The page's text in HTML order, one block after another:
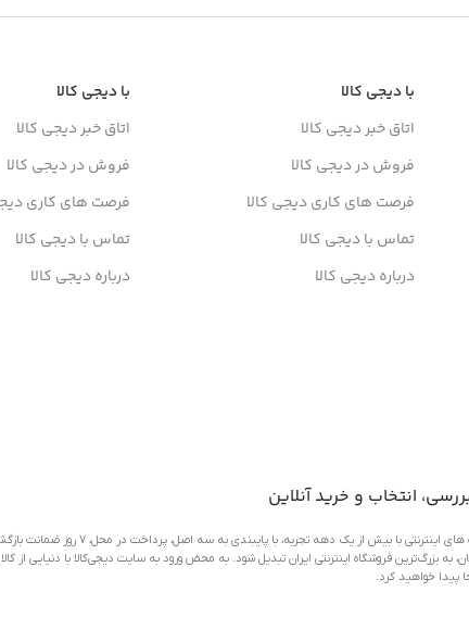
با دیجی کالا
اتاق خبر دیجی کالا
فروش در دیجی کالا
فرصت های کاری دیجی کالا
تماس با دیجی کالا
درباره دیجی کالا
با دیجی کالا
اتاق خبر دیجی کالا
فروش در دیجی کالا
فرصت های کاری
تماس با دیجی کالا
درباره دیجی کالا
انتخاب و خرید آنلاین
دیجی‌کالا به عنوان یکی از قدیمی‌ترین فروشگاه های
به بزرگ‌ترین فروشگاه اینترنتی ایران تبدیل شود. به محض ورود به سایت دیجی‌کالا با دنیایی از
پیدا خواهید کرد.